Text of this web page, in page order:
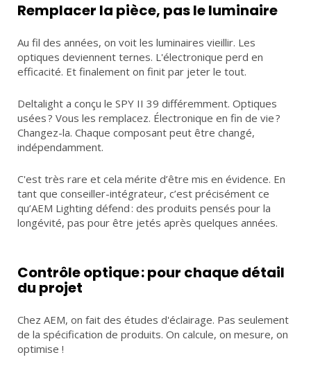
Remplacer la pièce, pas le luminaire
Au fil des années, on voit les luminaires vieillir. Les
optiques deviennent ternes. L'électronique perd en
efficacité. Et finalement on finit par jeter le tout.
Deltalight a conçu le SPY II 39 différemment. Optiques
usées ? Vous les remplacez. Électronique en fin de vie ?
Changez-la. Chaque composant peut être changé,
indépendamment.
C'est très rare et cela mérite d’être mis en évidence. En
tant que conseiller-intégrateur, c’est précisément ce
qu’AEM Lighting défend : des produits pensés pour la
longévité, pas pour être jetés après quelques années.
Contrôle optique : pour chaque détail
du projet
Chez AEM, on fait des études d'éclairage. Pas seulement
de la spécification de produits. On calcule, on mesure, on
optimise !